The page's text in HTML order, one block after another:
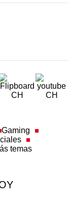
Gaming
temas